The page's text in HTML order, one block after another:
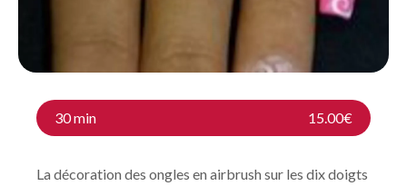
30 min 15.00€
La décoration des ongles en airbrush sur les dix doigts